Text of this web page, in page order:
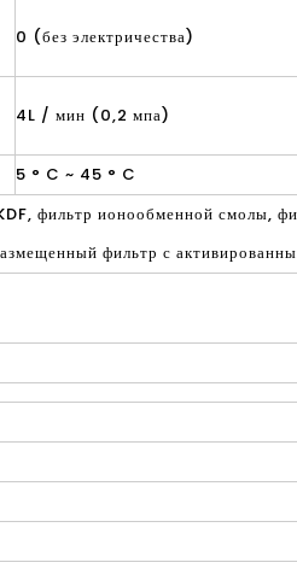
0 (без электричества)
4L / мин (0,2 мпа)
5 ° C ~ 45 ° C
фильтр ионообменной смолы,
фильтр с